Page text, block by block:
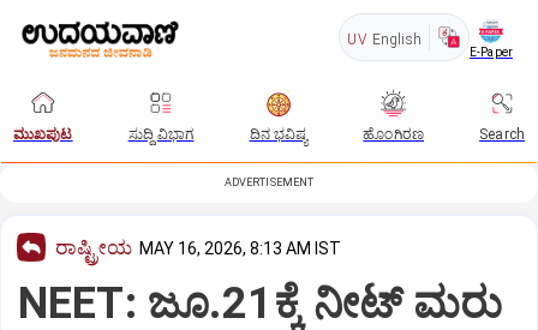
UV English
E-Paper
ಮುಖಪುಟ ಸುದ್ದಿ ವಿಭಾಗ ದಿನ ಭವಿಷ್ಯ ಹೊಂಗಿರಣ Search
ADVERTISEMENT
ರಾಷ್ಟ್ರೀಯ MAY 16, 2026, 8:13 AM IST
NEET: ಜೂ.21ಕ್ಕೆ ನೀಟ್ ಮರು